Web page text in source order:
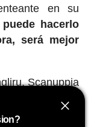
en su
hacerlo
será mejor
Scanuppia
de estos